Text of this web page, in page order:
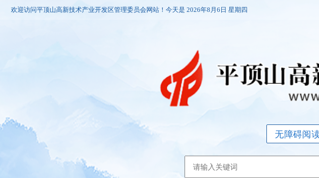
欢迎访问平顶山高新技术产业开发区管理委员会网站！今天是 2026年8月6日 星期四
无障碍阅